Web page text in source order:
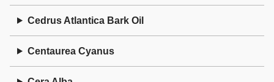
Cedrus Atlantica Bark Oil
Centaurea Cyanus